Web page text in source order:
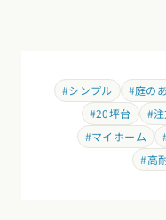
#シンプル #庭の
#20坪台
#
#マイホーム
#高